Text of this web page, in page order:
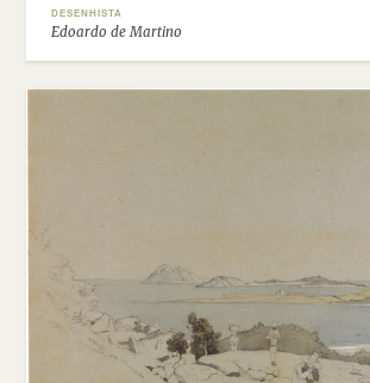
DESENHISTA
Edoardo de Martino